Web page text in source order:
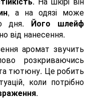
, а на одязі може
дня. Його шлейф
від нанесення.
аромат звучить
розкриваючись
тютюну. Це робить
коли потрібно
.